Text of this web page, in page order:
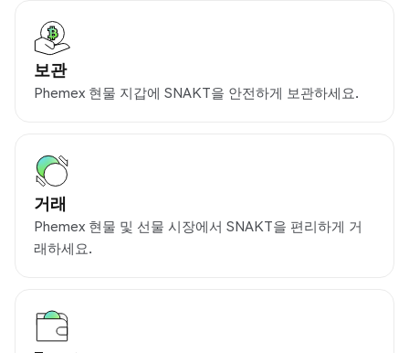
보관
Phemex 현물 지갑에 SNAKT을 안전하게 보관하세요.
거래
Phemex 현물 및 선물 시장에서 SNAKT을 편리하게 거
래하세요.